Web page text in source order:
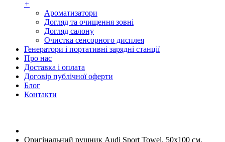
+
Ароматизатори
Догляд та очищення зовні
Догляд салону
Очистка сенсорного дисплея
Генератори і портативні зарядні станції
Про нас
Доставка і оплата
Договір публічної оферти
Блог
Контакти
Оригінальний рушник Audi Sport Towel, 50x100 см,